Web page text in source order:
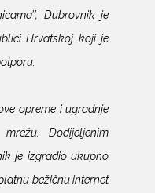
Dubrovnik je
Hrvatskoj koji je
opreme i ugradnje
Dodijeljenim
je izgradio ukupno
bežičnu internet